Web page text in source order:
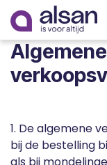
Overslaan naar
Algemene
1. De algemene
bij de bestelling
als bij